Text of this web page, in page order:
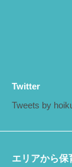
Twitter
Tweets by
エリアから保